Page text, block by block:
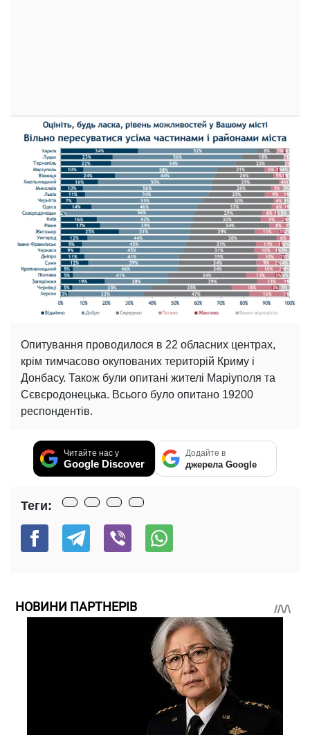
Опитування проводилося в 22 обласних центрах,
крім тимчасово окупованих територій Криму і
Донбасу. Також були опитані жителі Маріуполя та
Сєвєродонецька. Всього було опитано 19200
респондентів.
Читайте нас у
Google Discover
Додайте в
джерела Google
Теги:
НОВИНИ ПАРТНЕРІВ